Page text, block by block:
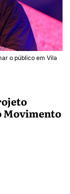
o público em Vila
Movimento